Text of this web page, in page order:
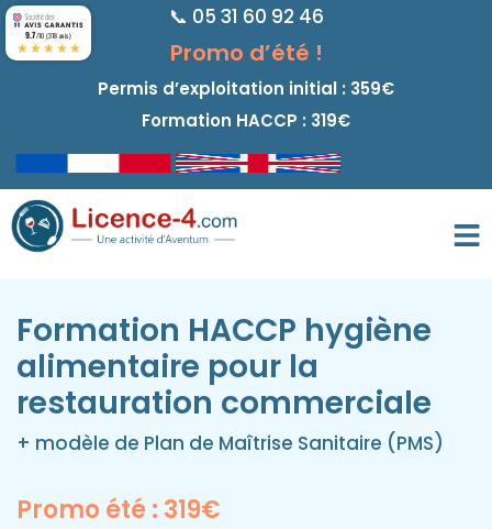
principal
📞 05 31 60 92 46
Promo d’été !
Permis d’exploitation initial : 359€
Formation HACCP : 319€
Formation HACCP hygiène
alimentaire pour la
restauration commerciale
+ modèle de Plan de Maîtrise Sanitaire (PMS)
Promo été : 319€
9.7/10 (318 avis)
★★★★★